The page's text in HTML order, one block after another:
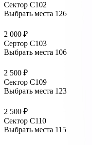
Сектор С102
Выбрать места 126
2 000 ₽
Сертор С103
Выбрать места 106
2 500 ₽
Сектор С109
Выбрать места 123
2 500 ₽
Сектор С110
Выбрать места 115